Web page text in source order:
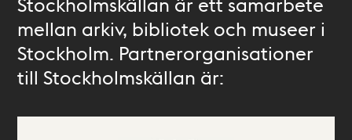
mellan arkiv, bibliotek och museer i
Stockholm. Partnerorganisationer
till Stockholmskällan är: